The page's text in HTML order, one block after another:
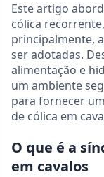
Este artigo
cólica
principalmente,
ser adotadas.
alimentação e
um ambiente
para fornecer
de cólica em
O que é a
em cavalos